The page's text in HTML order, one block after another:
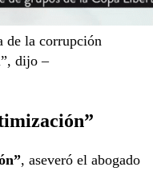
de la corrupción
dijo –
, aseveró el abogado